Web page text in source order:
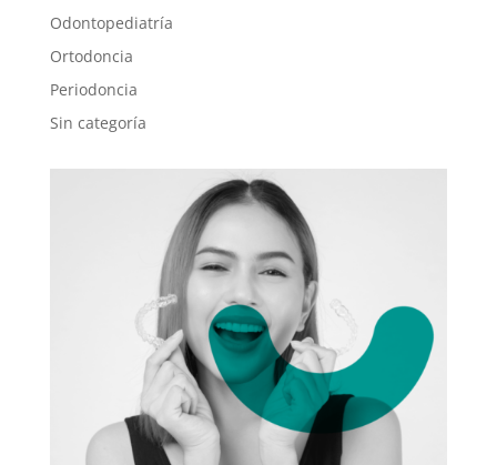
Odontopediatría
Ortodoncia
Periodoncia
Sin categoría